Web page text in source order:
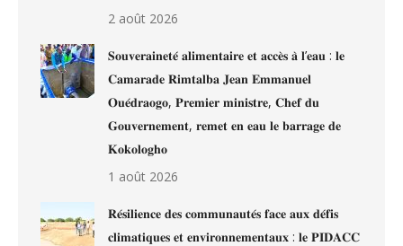
2 août 2026
𝐒𝐨𝐮𝐯𝐞𝐫𝐚𝐢𝐧𝐞𝐭𝐞́ 𝐚𝐥𝐢𝐦𝐞𝐧𝐭𝐚𝐢𝐫𝐞 𝐞𝐭 𝐚𝐜𝐜𝐞̀𝐬 𝐚̀ 𝐥’𝐞𝐚𝐮 : 𝐥𝐞
𝐂𝐚𝐦𝐚𝐫𝐚𝐝𝐞 𝐑𝐢𝐦𝐭𝐚𝐥𝐛𝐚 𝐉𝐞𝐚𝐧 𝐄𝐦𝐦𝐚𝐧𝐮𝐞𝐥
𝐎𝐮𝐞́𝐝𝐫𝐚𝐨𝐠𝐨, 𝐏𝐫𝐞𝐦𝐢𝐞𝐫 𝐦𝐢𝐧𝐢𝐬𝐭𝐫𝐞, 𝐂𝐡𝐞𝐟 𝐝𝐮
𝐆𝐨𝐮𝐯𝐞𝐫𝐧𝐞𝐦𝐞𝐧𝐭, 𝐫𝐞𝐦𝐞𝐭 𝐞𝐧 𝐞𝐚𝐮 𝐥𝐞 𝐛𝐚𝐫𝐫𝐚𝐠𝐞 𝐝𝐞
𝐊𝐨𝐤𝐨𝐥𝐨𝐠𝐡𝐨
1 août 2026
𝐑𝐞́𝐬𝐢𝐥𝐢𝐞𝐧𝐜𝐞 𝐝𝐞𝐬 𝐜𝐨𝐦𝐦𝐮𝐧𝐚𝐮𝐭𝐞́𝐬 𝐟𝐚𝐜𝐞 𝐚𝐮𝐱 𝐝𝐞́𝐟𝐢𝐬
𝐜𝐥𝐢𝐦𝐚𝐭𝐢𝐪𝐮𝐞𝐬 𝐞𝐭 𝐞𝐧𝐯𝐢𝐫𝐨𝐧𝐧𝐞𝐦𝐞𝐧𝐭𝐚𝐮𝐱 : 𝐥𝐞 𝐏𝐈𝐃𝐀𝐂𝐂